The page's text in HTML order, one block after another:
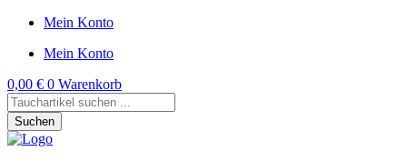
Mein Konto
Mein Konto
0,00 € 0 Warenkorb
Products
search
Suchen